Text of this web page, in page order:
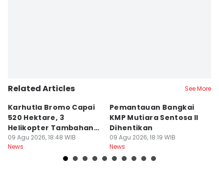
Related Articles See More
Karhutla Bromo Capai
520 Hektare, 3
Helikopter Tambahan
Diterjunkan
09 Agu 2026, 18:48 WIB
News
Pemantauan Bangkai
KMP Mutiara Sentosa II
Dihentikan
09 Agu 2026, 18:19 WIB
News